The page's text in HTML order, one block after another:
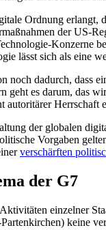
Ordnung erlangt,
der US-
Konzerne
lässt sich als eine
noch dadurch, dass
geht es darum, das
autoritärer Herrschaft
der globalen
Vorgaben
ver­schärften
der G7
einzelner
keine